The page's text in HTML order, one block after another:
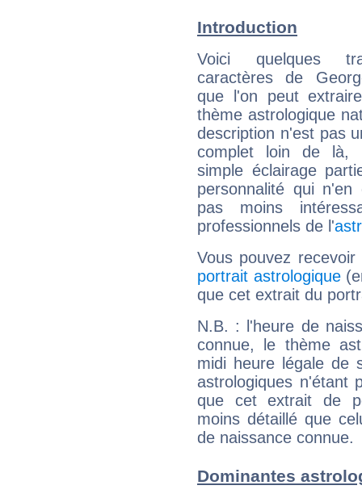
Introduction
Voici quelques
caractères de
que l'on peut
thème astrologique
description n'est pas
complet loin de là,
simple éclairage
personnalité qui n'en
pas moins
professionnels de l'
Vous pouvez
portrait astrologique
que cet extrait du
N.B. : l'heure de
connue, le thème
midi heure légale de
astrologiques n'étant
que cet extrait de
moins détaillé que
de naissance connue.
Dominantes